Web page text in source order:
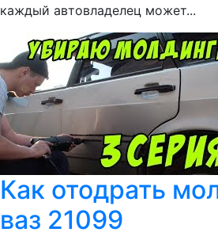
каждый автовладелец может...
Как отодрать
ваз 21099